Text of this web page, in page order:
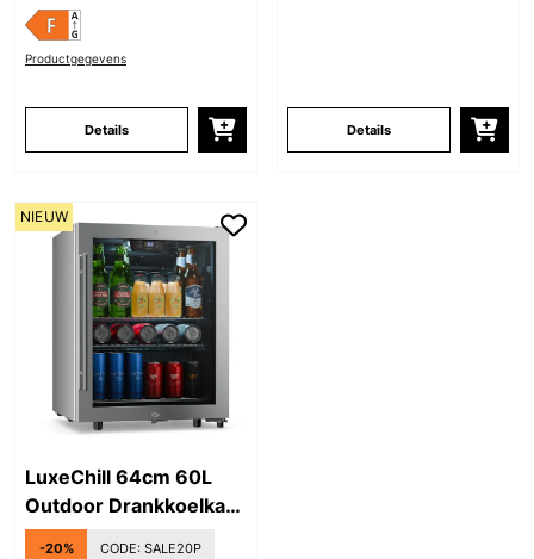
Productgegevens
Details Details
LuxeChill 64cm 60L
Outdoor Drankkoelkast
met Glazen Deur Zilver
-20% CODE: SALE20P
NIEUW